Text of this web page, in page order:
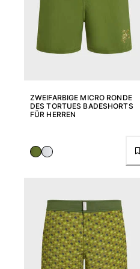
ZWEIFARBIGE MICRO RONDE
DES TORTUES BADESHORTS
FÜR HERREN